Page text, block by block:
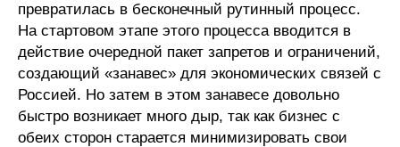
О журнале
Выпуски
превратилась в бесконечный рутинный процесс.
На стартовом этапе этого процесса вводится в
действие очередной пакет запретов и ограничений,
создающий «занавес» для экономических связей с
Россией. Но затем в этом занавесе довольно
быстро возникает много дыр, так как бизнес с
обеих сторон старается минимизировать свои